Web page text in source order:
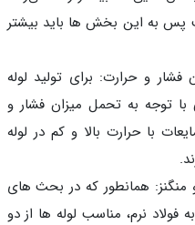
به این بخش ها باید بیشتر
و حرارت: برای تولید لوله
به تحمل میزان فشار و
با حرارت بالا و کم در لوله
همانطور که در بحث های
نرم، مناسب لوله ها از دو